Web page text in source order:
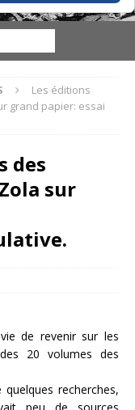
Les éditions
grand papier: essai
des
sur
de revenir sur les
20 volumes des
recherches,